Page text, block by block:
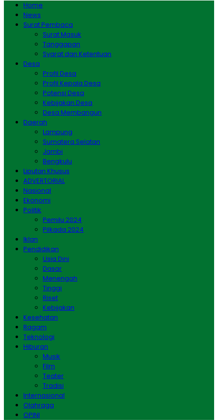
Home
News
Surat Pembaca
Surat Masuk
Tanggapan
Syarat dan Ketentuan
Desa
Profil Desa
Profil Kepala Desa
Potensi Desa
Kebijakan Desa
Desa Membangun
Daerah
Lampung
Sumatera Selatan
Jambi
Bengkulu
Liputan Khusus
ADVERTORIAL
Nasional
Ekonomi
Politik
Pemilu 2024
Pilkada 2024
Iklan
Pendidikan
Usia Dini
Dasar
Menengah
Tinggi
Riset
Kebijakan
Kesehatan
Ragam
Teknologi
Hiburan
Musik
Film
Teater
Tradisi
Internasional
Olahraga
OPINI